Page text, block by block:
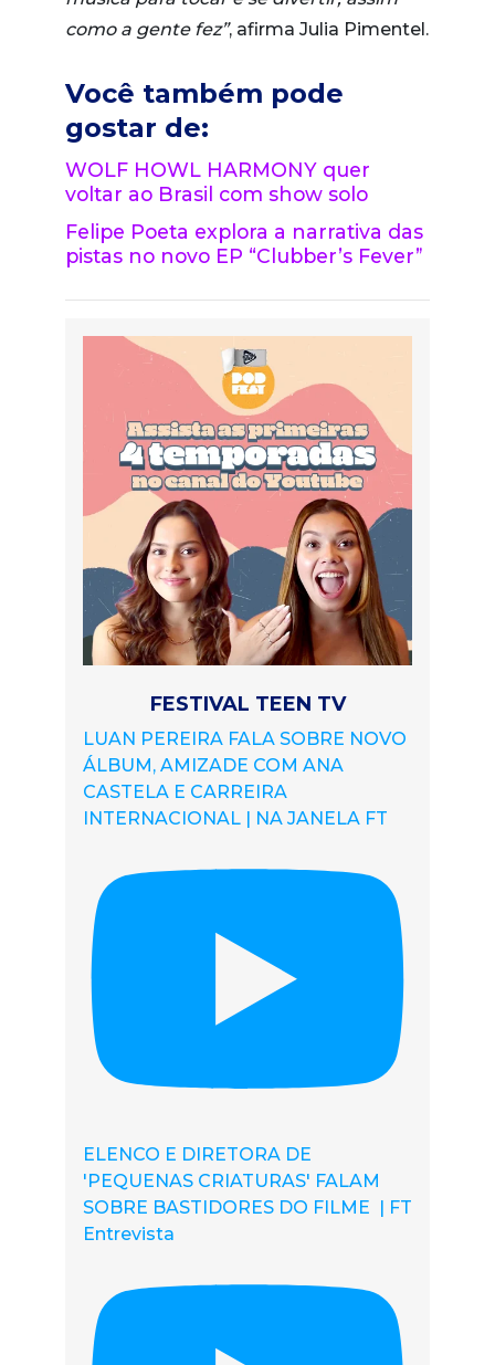
como a gente fez”, afirma Julia Pimentel.
Você também pode
gostar de:
WOLF HOWL HARMONY quer
voltar ao Brasil com show solo
Felipe Poeta explora a narrativa das
pistas no novo EP “Clubber’s Fever”
FESTIVAL TEEN TV
LUAN PEREIRA FALA SOBRE NOVO
ÁLBUM, AMIZADE COM ANA
CASTELA E CARREIRA
INTERNACIONAL | NA JANELA FT
ELENCO E DIRETORA DE
'PEQUENAS CRIATURAS' FALAM
SOBRE BASTIDORES DO FILME | FT
Entrevista